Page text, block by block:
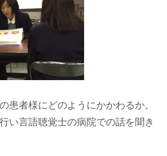
患者様にどのようにかかわるか。
い言語聴覚士の病院での話を聞き